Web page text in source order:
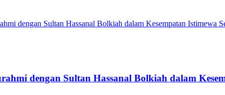
dengan Sultan Hassanal Bolkiah dalam